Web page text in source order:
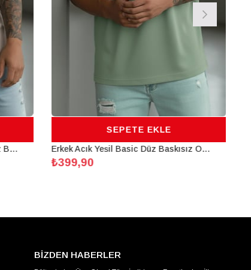
Erkek Camel Sütlü Kahve Basic Düz Baskısız Oversize Salas Boyfriend T-Shirt
SEPETE EKLE
Erkek Açık Yeşil Basic Düz Baskısız Oversize Salas Boyfriend T-Shirt
₺399,90
BİZDEN HABERLER